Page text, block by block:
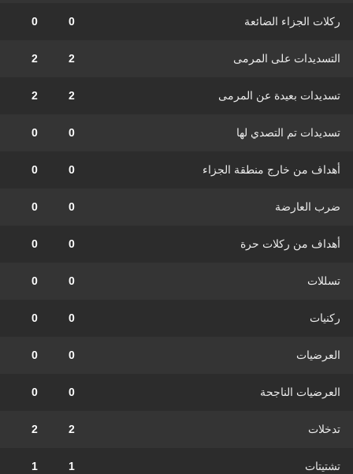
ركلات الجزاء الضائعة 0
0
التسديدات على المرمى 2
2
تسديدات بعيدة عن المرمى 2
2
تسديدات تم التصدي لها 0
0
أهداف من خارج منطقة الجزاء 0
0
ضرب العارضة 0
0
أهداف من ركلات حرة 0
0
تسللات 0
0
ركنيات 0
0
العرضيات 0
0
العرضيات الناجحة 0
0
تدخلات 2
2
تشتيتات 1
1